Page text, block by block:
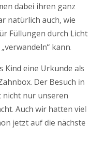
dabei ihren ganz
natürlich auch, wie
Füllungen durch Licht
kann.
Kind eine Urkunde als
Der Besuch in
nicht nur unseren
Auch wir hatten viel
jetzt auf die nächste